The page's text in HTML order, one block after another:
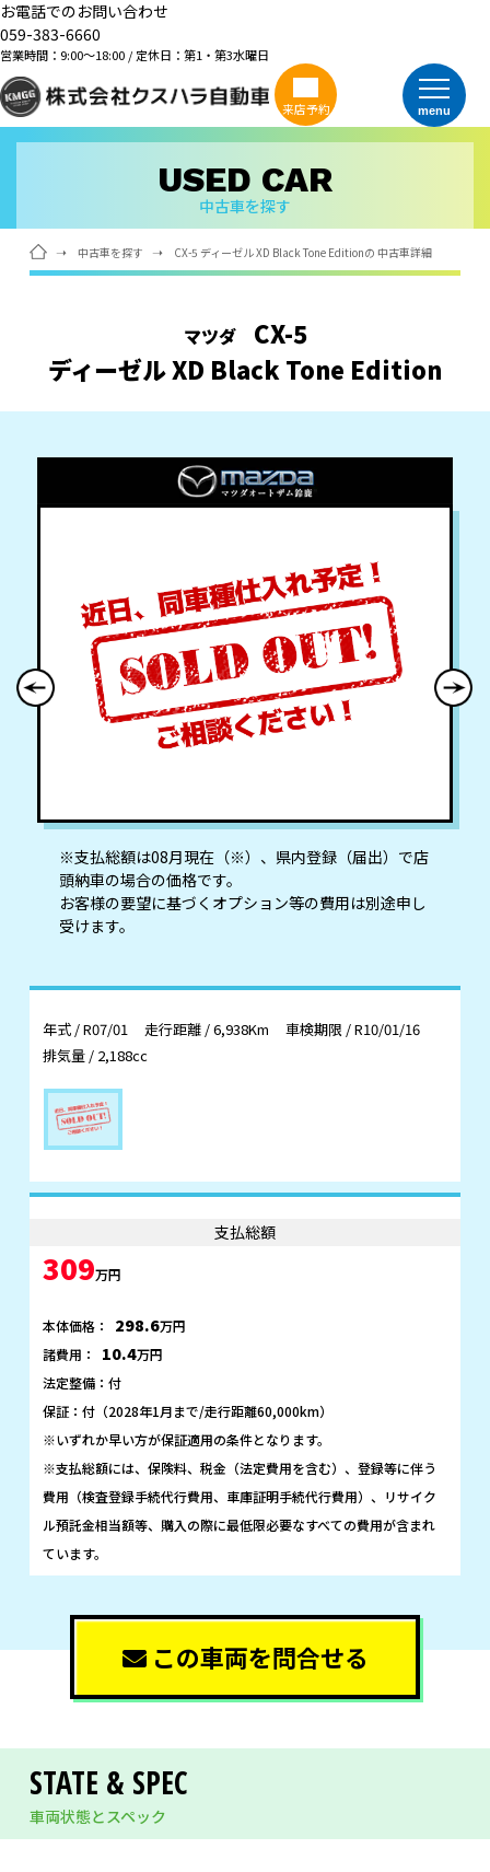
お電話でのお問い合わせ
059-383-6660
営業時間：9:00～18:00 / 定休日：第1・第3水曜日
来店予約 menu
USED CAR
中古車を探す
中古車を探す CX-5 ディーゼル XD Black Tone Editionの 中古車詳細
マツダ
CX-5
ディーゼル XD Black Tone Edition
※⽀払総額は08⽉現在（※）、県内登録（届出）で店
頭納⾞の場合の価格です。
お客様の要望に基づくオプション等の費⽤は別途申し
受けます。
支払総額
309万円
本体価格： 298.6万円
諸費用：
10.4万円
法定整備：付
保証：付（2028年1月まで/走行距離60,000km）
※いずれか早い方が保証適用の条件となります。
※支払総額には、保険料、税金（法定費用を含む）、登録等に伴う
費用（検査登録手続代行費用、車庫証明手続代行費用）、リサイク
ル預託金相当額等、購入の際に最低限必要なすべての費用が含まれ
ています。
年式 / R07/01 走行距離 / 6,938Km
車検期限 / R10/01/16
排気量 / 2,188cc
この車両を問合せる
STATE & SPEC
車両状態とスペック